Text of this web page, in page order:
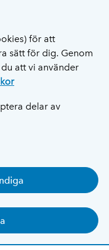
för att
sätt för dig. Genom
att vi använder
delar av